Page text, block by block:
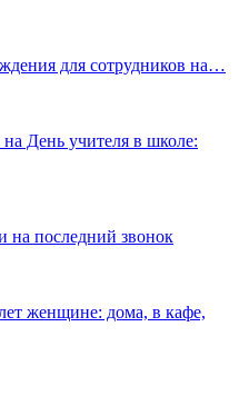
для сотрудников на…
День учителя в школе:
на последний звонок
женщине: дома, в кафе,